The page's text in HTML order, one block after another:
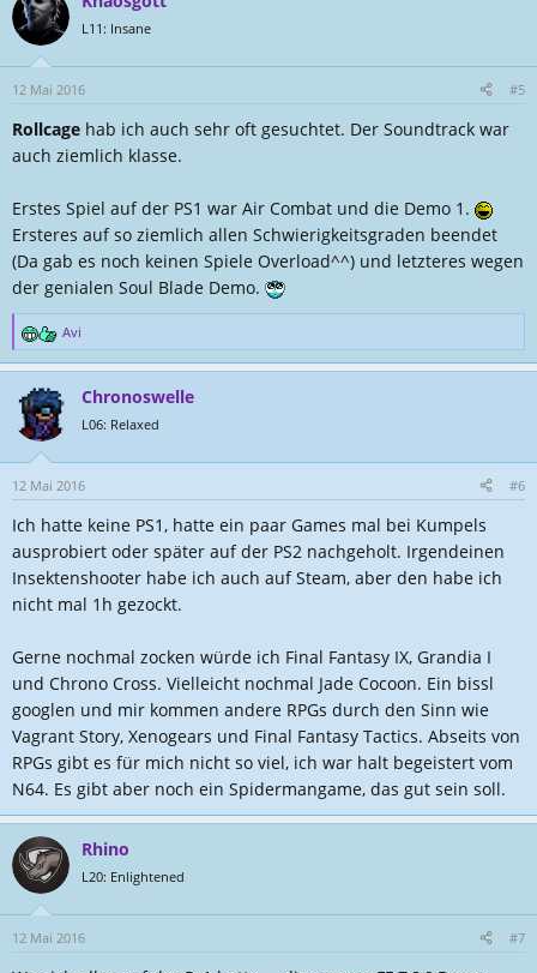
k
t
o
n
n
:
L11: Insane
12 Mai 2016 #5
Rollcage hab ich auch sehr oft gesuchtet. Der Soundtrack war
auch ziemlich klasse.
Erstes Spiel auf der PS1 war Air Combat und die Demo 1.
Ersteres auf so ziemlich allen Schwierigkeitsgraden beendet
(Da gab es noch keinen Spiele Overload^^) und letzteres wegen
der genialen Soul Blade Demo.
R
e
k
t
o
n
e
n
:
Avi
Chronoswelle
L06: Relaxed
12 Mai 2016 #6
Ich hatte keine PS1, hatte ein paar Games mal bei Kumpels
ausprobiert oder später auf der PS2 nachgeholt. Irgendeinen
Insektenshooter habe ich auch auf Steam, aber den habe ich
nicht mal 1h gezockt.
Gerne nochmal zocken würde ich Final Fantasy IX, Grandia I
und Chrono Cross. Vielleicht nochmal Jade Cocoon. Ein bissl
googlen und mir kommen andere RPGs durch den Sinn wie
Vagrant Story, Xenogears und Final Fantasy Tactics. Abseits von
RPGs gibt es für mich nicht so viel, ich war halt begeistert vom
N64. Es gibt aber noch ein Spidermangame, das gut sein soll.
Rhino
L20: Enlightened
12 Mai 2016 #7